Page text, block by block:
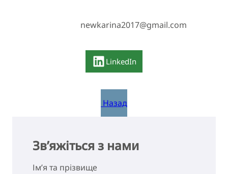
newkarina2017@gmail.com
LinkedIn
Назад
Зв’яжіться з нами
Ім’я та прізвище